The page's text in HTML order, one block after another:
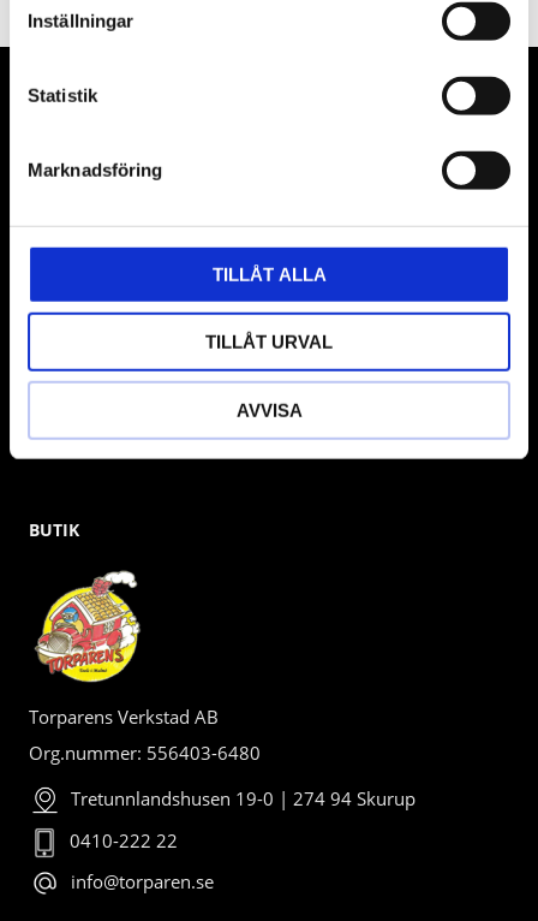
Inställningar
Statistik
Marknadsföring
TILLÅT ALLA
TILLÅT URVAL
AVVISA
VÅRA LEVERANTÖRER
Våra främsta leverantörer är KS Tools verktyg, ATH billyftar
& däckmaskiner och Master luftmaskiner. Kontakta oss
gärna om vad som helst då vi gör vårt yttersta för att hjälpa
BUTIK
Torparens Verkstad AB
Org.nummer: 556403-6480
Tretunnlandshusen 19-0 | 274 94 Skurup
0410-222 22
info@torparen.se